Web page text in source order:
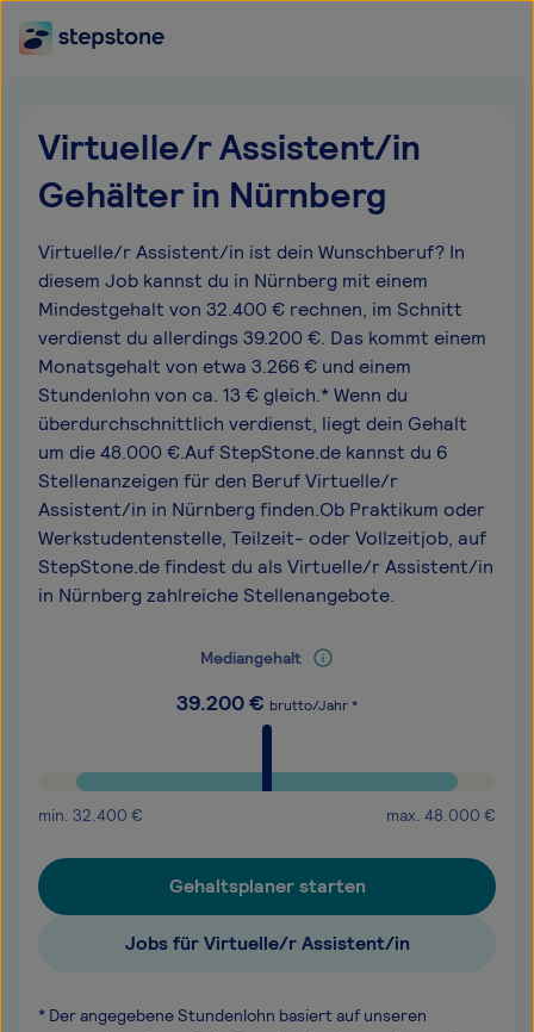
Virtuelle/r Assistent/in
Gehälter in Nürnberg
Virtuelle/r Assistent/in ist dein Wunschberuf? In
diesem Job kannst du in Nürnberg mit einem
Mindestgehalt von 32.400 € rechnen, im Schnitt
verdienst du allerdings 39.200 €. Das kommt einem
Monatsgehalt von etwa 3.266 € und einem
Stundenlohn von ca. 13 € gleich.* Wenn du
überdurchschnittlich verdienst, liegt dein Gehalt
um die 48.000 €.Auf StepStone.de kannst du 6
Stellenanzeigen für den Beruf Virtuelle/r
Assistent/in in Nürnberg finden.Ob Praktikum oder
Werkstudentenstelle, Teilzeit- oder Vollzeitjob, auf
StepStone.de findest du als Virtuelle/r Assistent/in
in Nürnberg zahlreiche Stellenangebote.
Mediangehalt
39.200€ brutto/Jahr *
min. 32.400 € max. 48.000 €
Gehaltsplaner starten
Jobs für Virtuelle/r Assistent/in
* Der angegebene Stundenlohn basiert auf unseren